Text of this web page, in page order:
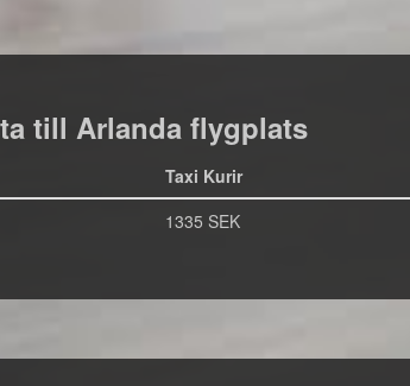
till Arlanda flygplats
Taxi Kurir
1335 SEK